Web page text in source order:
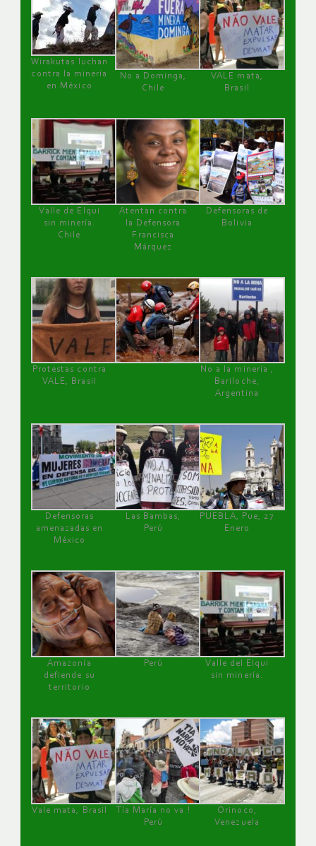
Wirakutas luchan
contra la minería
en México
No a Dominga,
Chile
VALE mata,
Brasil
Valle de Elqui
sin minería.
Chile
Atentan contra
la Defensora
Francisca
Márquez
Defensoras de
Bolivia
Protestas contra
VALE, Brasil
No a la minería ,
Bariloche,
Argentina
Defensoras
amenazadas en
México
Las Bambas,
Perú
PUEBLA, Pue, 27
Enero
Amazonía
defiende su
territorio
Perú
Valle del Elqui
sin minería.
Vale mata, Brasil
Tía María no va !
Perú
Orinoco,
Venezuela